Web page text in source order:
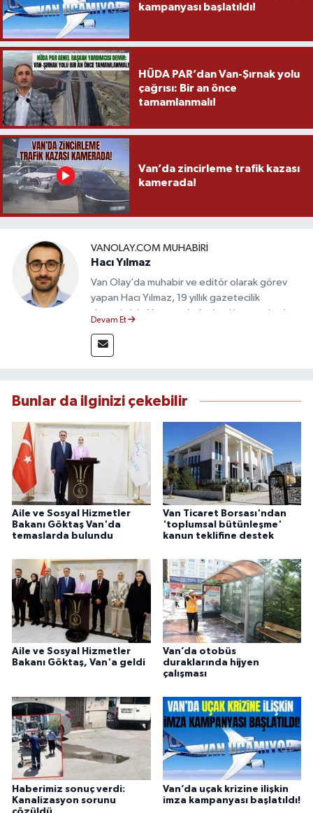
kampanyası başlatıldı!
HÜDA PAR’dan Van-Şırnak yolu
çağrısı: Bir an önce
tamamlanmalı!
Van’da zincirleme trafik kazası
kamerada!
VANOLAY.COM MUHABIRI
Hacı Yılmaz
Van Olay’da muhabir ve editör olarak görev
yapan Hacı Yılmaz, 19 yıllık gazetecilik
deneyimiyle Van yerel gündemi başta olmak
takip etmektedir. Editoryal sürece katkı sunan
Yılmaz, tarafsızlık, doğruluk ve etik ilkeler
bilgilendirmektedir.
Devam Et
Bunlar da ilginizi çekebilir
Aile ve Sosyal Hizmetler
Bakanı Göktaş Van'da
temaslarda bulundu
Van Ticaret Borsası'ndan
'toplumsal bütünleşme'
kanun teklifine destek
Aile ve Sosyal Hizmetler
Bakanı Göktaş, Van'a geldi
Van’da otobüs
duraklarında hijyen
çalışması
Haberimiz sonuç verdi:
Kanalizasyon sorunu
Van’da uçak krizine ilişkin
imza kampanyası başlatıldı!